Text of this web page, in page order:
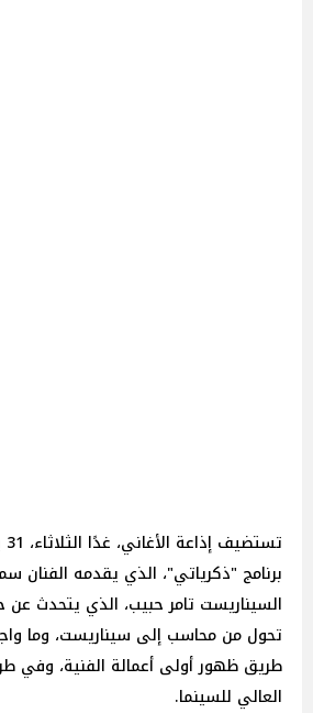
برنامج "ذكرياتي"، الذي يقدمه الفنان
السيناريست تامر حبيب، الذي يتحدث
تحول من محاسب إلى سيناريست، وما
طريق ظهور أولى أعمالة الفنية، وفي
العالي للسينما.